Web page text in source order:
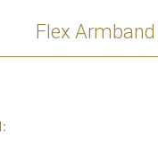
Flex Armband